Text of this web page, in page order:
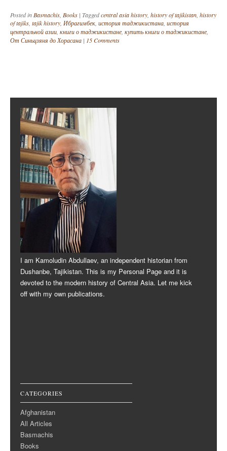
Posted inBasmachis, Books | Taggedcentral asia history, history of tajikistan, history
of tajiks, tajik history, Ибрагимбек, история таджикистана, история
центральной азии, книги о таджикистане, купить книги о таджикистане,
От Синьцзяня до Хорасана | 15 Comments
Post navigation
I am Kamoludin Abdullaev, an independent historian from
Dushanbe, Tajikistan. This is my Personal Page and it is
devoted to the modern history of Central Asia. Let me kick
off with my own publications.
CATEGORIES
Afghanistan
All Articles
Basmachis
Books